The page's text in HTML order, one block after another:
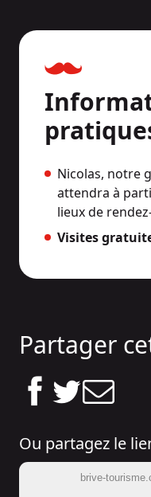
Nicolas, notre
attendra à
lieux de
Visites
Partager
Ou partagez le
brive-